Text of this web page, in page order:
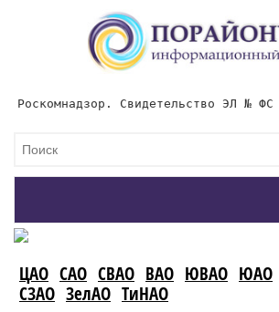
Роскомнадзор. Свидетельство ЭЛ №
ЦАО САО СВАО ВАО ЮВАО ЮАО
СЗАО ЗелАО ТиНАО